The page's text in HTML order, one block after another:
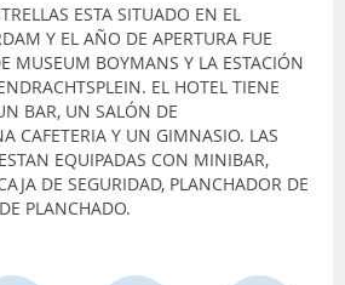
ESTA SITUADO EN EL
Y EL AÑO DE APERTURA FUE
MUSEUM BOYMANS Y LA ESTACIÓN
EL HOTEL TIENE
BAR, UN SALÓN DE
CAFETERIA Y UN GIMNASIO. LAS
EQUIPADAS CON MINIBAR,
DE SEGURIDAD, PLANCHADOR DE
PLANCHADO.